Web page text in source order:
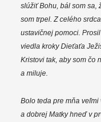
slúžiť Bohu, bál som sa,
som trpel. Z celého
ustavičnej pomoci.
viedla kroky Dieťaťa
Kristovi tak, aby som čo
a miluje.
Bolo teda pre mňa
a dobrej Matky hneď v